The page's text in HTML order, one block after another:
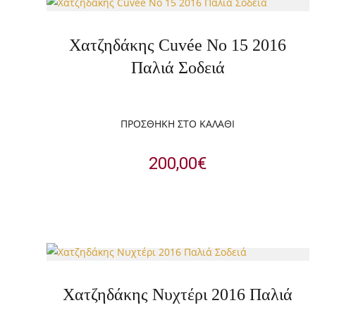
Χατζηδάκης Cuvée No 15 2016
Παλιά Σοδειά
ΠΡΟΣΘΉΚΗ ΣΤΟ ΚΑΛΆΘΙ
200,00€
Χατζηδάκης Νυχτέρι 2016 Παλιά